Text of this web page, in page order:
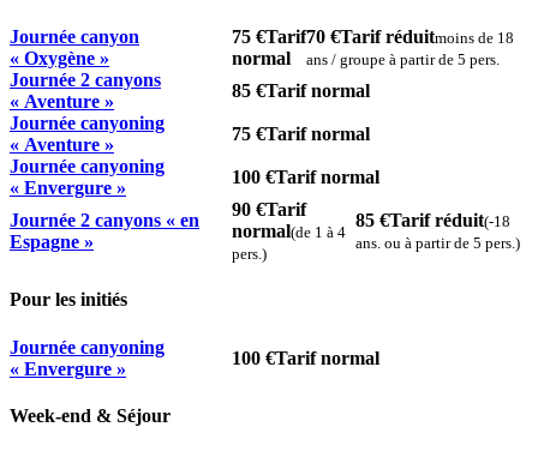
Journée canyon
« Oxygène »
75 €Tarif
normal
70 €Tarif réduitmoins de 18
ans / groupe à partir de 5 pers.
Journée 2 canyons
« Aventure »
85 €Tarif normal
Journée canyoning
« Aventure »
75 €Tarif normal
Journée canyoning
« Envergure »
100 €Tarif normal
Journée 2 canyons « en
Espagne »
90 €Tarif
normal(de 1 à 4
pers.)
85 €Tarif réduit(-18
ans. ou à partir de 5 pers.)
Pour les initiés
Journée canyoning
« Envergure »
100 €Tarif normal
Week-end & Séjour